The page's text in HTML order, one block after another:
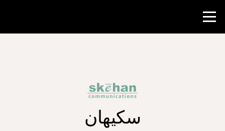
موارد المعلم
الأخبار و الأحداثسكيهان